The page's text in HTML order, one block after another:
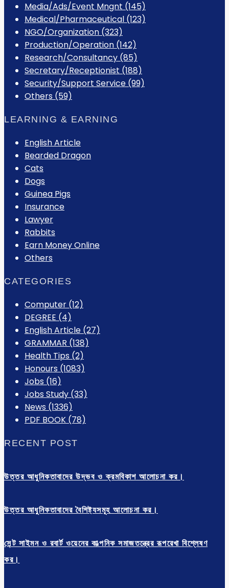
Media/Ads/Event Mngnt (145)
Medical/Pharmaceutical (123)
NGO/Organization (323)
Production/Operation (142)
Research/Consultancy (85)
Secretary/Receptionist (188)
Security/Support Service (99)
Others (59)
LEARNING & EARNING
English Article
Bearded Dragon
Cats
Dogs
Guinea Pigs
Insurance
Lawyer
Rabbits
Earn Money Online
Others
CATEGORIES
Computer (12)
DEGREE (4)
English Article (27)
GRAMMAR (138)
Health Tips (2)
Honours (1083)
Jobs (16)
Jobs Study (33)
News (1336)
PDF BOOK (78)
RECENT POST
উত্তর আধুনিকতাবাদের উদ্ভব ও ক্রমবিকাশ আলোচনা কর।
উত্তর আধুনিকতাবাদের বৈশিষ্ট্যসমূহ আলোচনা কর।
সেন্ট সাইমন ও রবার্ট ওয়েনের কাল্পনিক সমাজতন্ত্রের রূপরেখা বিশ্লেষণ
কর।